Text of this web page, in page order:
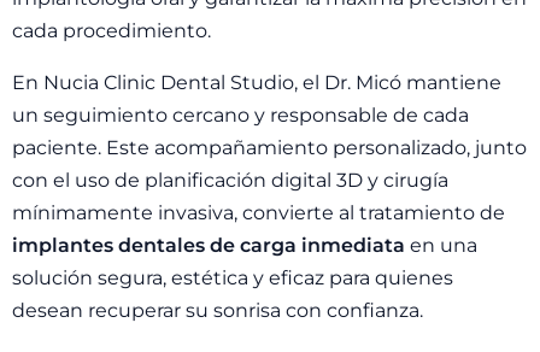
cada procedimiento.
En Nucia Clinic Dental Studio, el Dr. Micó mantiene
un seguimiento cercano y responsable de cada
paciente. Este acompañamiento personalizado, junto
con el uso de planificación digital 3D y cirugía
mínimamente invasiva, convierte al tratamiento de
implantes dentales de carga inmediata en una
solución segura, estética y eficaz para quienes
desean recuperar su sonrisa con confianza.